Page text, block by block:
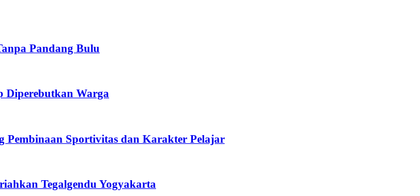
Pandang Bulu
Diperebutkan Warga
Pembinaan Sportivitas dan Karakter Pelajar
Tegalgendu Yogyakarta